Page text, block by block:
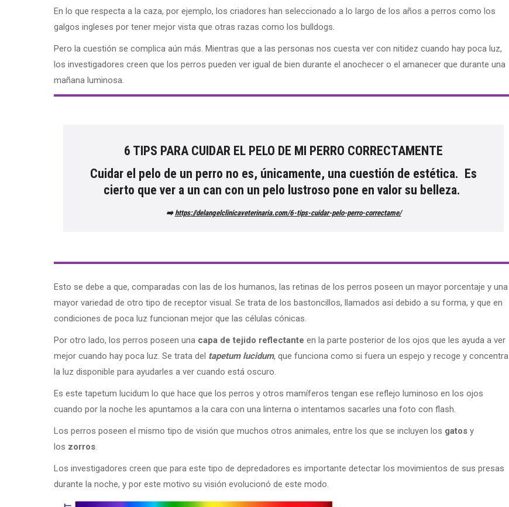
En lo que respecta a la caza, por ejemplo, los criadores han seleccionado a lo largo de los años a perros como los
galgos ingleses por tener mejor vista que otras razas como los bulldogs.
Pero la cuestión se complica aún más. Mientras que a las personas nos cuesta ver con nitidez cuando hay poca luz,
los investigadores creen que los perros pueden ver igual de bien durante el anochecer o el amanecer que durante una
mañana luminosa.
6 TIPS PARA CUIDAR EL PELO DE MI PERRO CORRECTAMENTE
Cuidar el pelo de un perro no es, únicamente, una cuestión de estética. Es
cierto que ver a un can con un pelo lustroso pone en valor su belleza.
➡️https://delangelclinicaveterinaria.com/6-tips-cuidar-pelo-perro-correctame/
Esto se debe a que, comparadas con las de los humanos, las retinas de los perros poseen un mayor porcentaje y una
mayor variedad de otro tipo de receptor visual. Se trata de los bastoncillos, llamados así debido a su forma, y que en
condiciones de poca luz funcionan mejor que las células cónicas.
Por otro lado, los perros poseen una capa de tejido reflectante en la parte posterior de los ojos que les ayuda a ver
mejor cuando hay poca luz. Se trata del tapetum lucidum, que funciona como si fuera un espejo y recoge y concentra
la luz disponible para ayudarles a ver cuando está oscuro.
Es este tapetum lucidum lo que hace que los perros y otros mamíferos tengan ese reflejo luminoso en los ojos
cuando por la noche les apuntamos a la cara con una linterna o intentamos sacarles una foto con flash.
Los perros poseen el mismo tipo de visión que muchos otros animales, entre los que se incluyen los gatos y
los zorros.
Los investigadores creen que para este tipo de depredadores es importante detectar los movimientos de sus presas
durante la noche, y por este motivo su visión evolucionó de este modo.